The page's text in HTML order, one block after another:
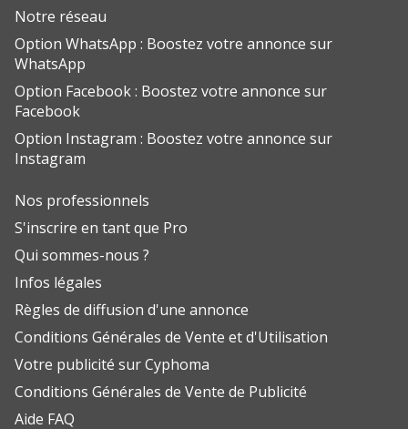
Notre réseau
Option WhatsApp : Boostez votre annonce sur
WhatsApp
Option Facebook : Boostez votre annonce sur
Facebook
Option Instagram : Boostez votre annonce sur
Instagram
Nos professionnels
S'inscrire en tant que Pro
Qui sommes-nous ?
Infos légales
Règles de diffusion d'une annonce
Conditions Générales de Vente et d'Utilisation
Votre publicité sur Cyphoma
Conditions Générales de Vente de Publicité
Aide FAQ